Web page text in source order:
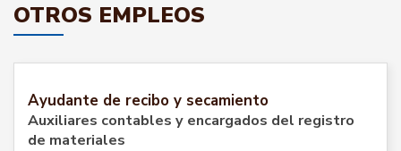
OTROS EMPLEOS
Ayudante de recibo y secamiento
Auxiliares contables y encargados del registro
de materiales